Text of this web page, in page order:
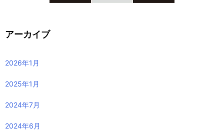
アーカイブ
2026年1月
2025年1月
2024年7月
2024年6月